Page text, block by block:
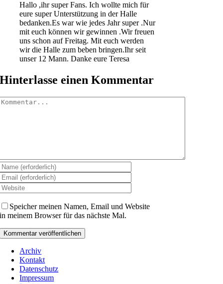
Hallo ,ihr super Fans. Ich wollte mich für
eure super Unterstützung in der Halle
bedanken.Es war wie jedes Jahr super .Nur
mit euch können wir gewinnen .Wir freuen
uns schon auf Freitag. Mit euch werden
wir die Halle zum beben bringen.Ihr seit
unser 12 Mann. Danke eure Teresa
Hinterlasse einen Kommentar
Speicher meinen Namen, Email und Website
in meinem Browser für das nächste Mal.
Archiv
Kontakt
Datenschutz
Impressum